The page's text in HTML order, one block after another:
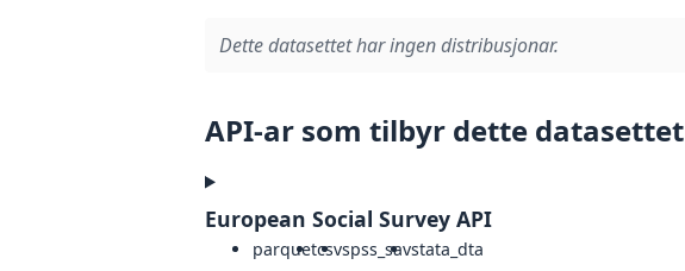
Dette datasettet har ingen distribusjonar.
API-ar som tilbyr dette datasettet
European Social Survey API
parquetcsvspss_savstata_dta